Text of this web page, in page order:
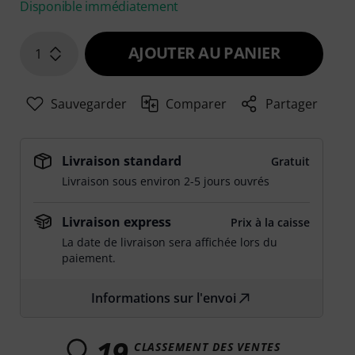
Disponible immédiatement
1 AJOUTER AU PANIER
Sauvegarder Comparer Partager
Livraison standard
Gratuit
Livraison sous environ 2-5 jours ouvrés
Livraison express
Prix à la caisse
La date de livraison sera affichée lors du
paiement.
Informations sur l'envoi
CLASSEMENT DES VENTES